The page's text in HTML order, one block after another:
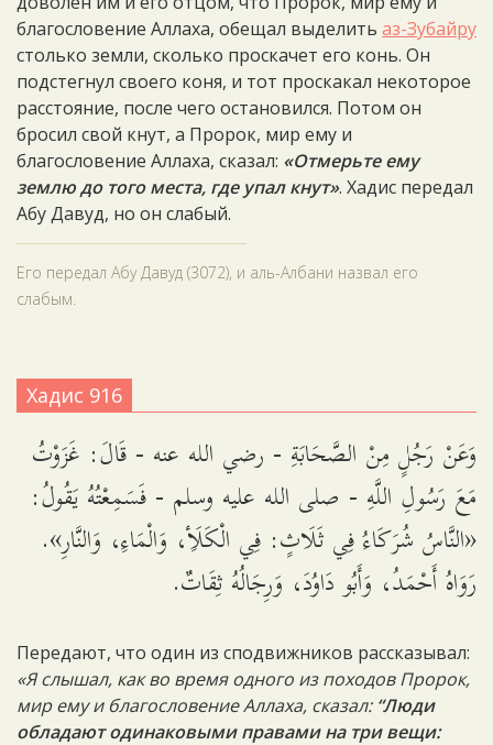
благословение Аллаха, обещал выделить аз-Зубайру
столько земли, сколько проскачет его конь. Он
подстегнул своего коня, и тот проскакал некоторое
расстояние, после чего остановился. Потом он
бросил свой кнут, а Пророк, мир ему и
благословение Аллаха, сказал: «Отмерьте ему
землю до того места, где упал кнут». Хадис передал
Абу Давуд, но он слабый.
Его передал Абу Давуд (3072), и аль-Албани назвал его
слабым.
Хадис 916
وَعَنْ رَجُلٍ مِنْ الصَّحَابَةِ - رضي الله عنه - قَالَ: غَزَوْتُ
مَعَ رَسُولِ اللَّهِ - صلى الله عليه وسلم - فَسَمِعْتُهُ يَقُولُ:
«النَّاسُ شُرَكَاءُ فِي ثَلَاثٍ: فِي الْكَلَأِ، وَالْمَاءِ، وَالنَّارِ».
رَوَاهُ أَحْمَدُ، وَأَبُو دَاوُدَ، وَرِجَالُهُ ثِقَاتٌ.
Передают, что один из сподвижников рассказывал:
«Я слышал, как во время одного из походов Пророк,
мир ему и благословение Аллаха, сказал: “Люди
обладают одинаковыми правами на три вещи: